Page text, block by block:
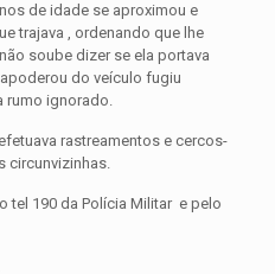
de idade se aproximou e
trajava , ordenando que lhe
soube dizer se ela portava
do veículo fugiu
rumo ignorado.
rastreamentos e cercos-
circunvizinhas.
tel 190 da Polícia Militar e pelo